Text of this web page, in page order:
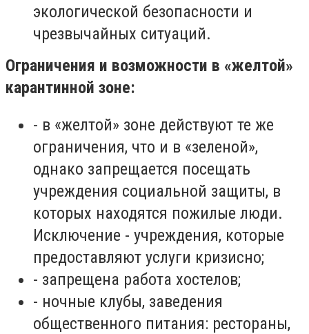
экологической безопасности и
чрезвычайных ситуаций.
Ограничения и возможности в «желтой»
карантинной зоне:
- в «желтой» зоне действуют те же
ограничения, что и в «зеленой»,
однако запрещается посещать
учреждения социальной защиты, в
которых находятся пожилые люди.
Исключение - учреждения, которые
предоставляют услуги кризисно;
- запрещена работа хостелов;
- ночные клубы, заведения
общественного питания: рестораны,